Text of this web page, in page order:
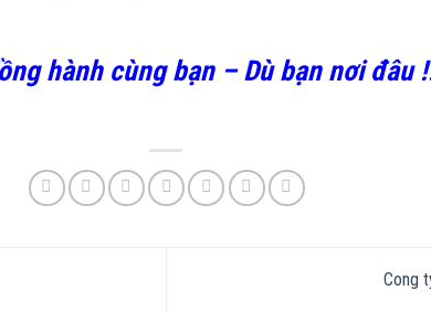
hành cùng bạn – Dù bạn nơi đâu
Cong